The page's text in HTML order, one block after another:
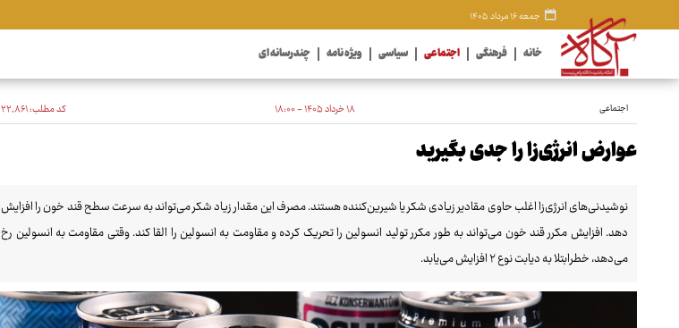
جمعه ۱۶ مرداد ۱۴۰۵
خانه فرهنگی اجتماعی سیاسی ویژه نامه چندرسانه ای
اجتماعی ۱۸ خرداد ۱۴۰۵ - ۱۸:۰۰ کد مطلب:۲۲٬۸۶۱
عوارض انرژی‌زا را جدی بگیرید
نوشیدنی‌های انرژی‌زا اغلب حاوی مقادیر زیادی شکر یا شیرین‌کننده هستند. مصرف این مقدار زیاد شکر می‌تواند به سرعت سطح قند خون را افزایش
دهد. افزایش مکرر قند خون می‌تواند به طور مکرر تولید انسولین را تحریک کرده و مقاومت به انسولین را القا کند. وقتی مقاومت به انسولین رخ
می‌دهد، خطرابتلا به دیابت نوع ۲ افزایش می‌یابد.